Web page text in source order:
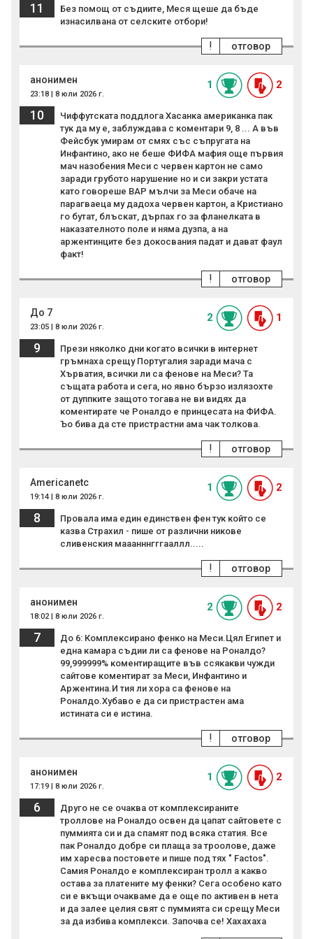
11
Без помощ от съдиите, Меся щеше да бъде
изнасилвана от селските отбори!
отговор
!
анонимен
23:18 | 8 юли 2026 г.
1 2
10
Чиффутската поддлога Хасанка американка пак
тук да му е, заблуждава с коментари 9, 8 ... А във
Фейсбук умирам от смях със съпругата на
Инфантино, ако не беше ФИФА мафия още първия
мач назобения Меси с червен картон не само
заради грубото нарушение но и си закри устата
като говореше ВАР мълчи за Меси обаче на
парагваеца му дадоха червен картон, а Кристиано
го бутат, блъскат, дърпах го за фланелката в
наказателното поле и няма дузпа, а на
аржентинците без докосвания падат и дават фаул
факт!
отговор
!
До 7
23:05 | 8 юли 2026 г.
2 1
9
Прези няколко дни когато всички в интернет
гръмнаха срещу Португалия заради мача с
Хърватия, всички ли са фенове на Меси? Та
същата работа и сега, но явно бързо излязохте
от дуппките защото тогава не ви видях да
коментирате че Роналдо е принцесата на ФИФА.
Ъо бива да сте пристрастни ама чак толкова.
отговор
!
Americanetc
19:14 | 8 юли 2026 г.
1 2
8
Провала има един единствен фен тук който се
казва Страхил - пише от различни никове
сливенския мааанннгггааллл.....
отговор
!
анонимен
18:02 | 8 юли 2026 г.
2 2
7
До 6: Комплексирано фенко на Меси.Цял Египет и
една камара съдии ли са фенове на Роналдо?
99,999999% коментиращите във ссякакви чужди
сайтове коментират за Меси, Инфантино и
Аржентина.И тия ли хора са фенове на
Роналдо.Хубаво е да си пристрастен ама
истината си е истина.
отговор
!
анонимен
17:19 | 8 юли 2026 г.
1 2
6
Друго не се очаква от комплексираните
троллове на Роналдо освен да цапат сайтовете с
пуммията си и да спамят под всяка статия. Все
пак Роналдо добре си плаща за троолове, даже
им харесва постовете и пише под тях " Factos".
Самия Роналдо е комплексиран тролл а какво
остава за платените му фенки? Сега особено като
си е вкъщи очакваме да е още по активен в нета
и да залее целия свят с пуммията си срещу Меси
за да избива комплекси. Започва се! Хахахаха